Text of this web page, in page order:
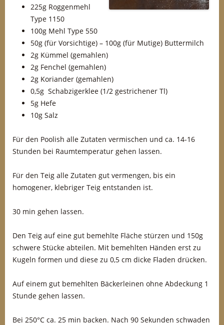
225g Roggenmehl
Type 1150
100g Mehl Type 550
50g (für Vorsichtige) – 100g (für Mutige) Buttermilch
2g Kümmel (gemahlen)
2g Fenchel (gemahlen)
2g Koriander (gemahlen)
0,5g Schabzigerklee (1/2 gestrichener Tl)
5g Hefe
10g Salz
Für den Poolish alle Zutaten vermischen und ca. 14-16
Stunden bei Raumtemperatur gehen lassen.
Für den Teig alle Zutaten gut vermengen, bis ein
homogener, klebriger Teig entstanden ist.
30 min gehen lassen.
Den Teig auf eine gut bemehlte Fläche stürzen und 150g
schwere Stücke abteilen. Mit bemehlten Händen erst zu
Kugeln formen und diese zu 0,5 cm dicke Fladen drücken.
Auf einem gut bemehlten Bäckerleinen ohne Abdeckung 1
Stunde gehen lassen.
Bei 250°C ca. 25 min backen. Nach 90 Sekunden schwaden